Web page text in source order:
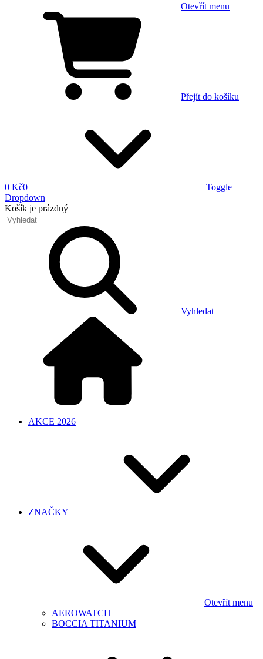
Otevřít menu
Přejít do košíku
0 Kč0
Toggle
Dropdown
Košík je prázdný
Vyhledat
AKCE 2026
ZNAČKY
Otevřít menu
AEROWATCH
BOCCIA TITANIUM